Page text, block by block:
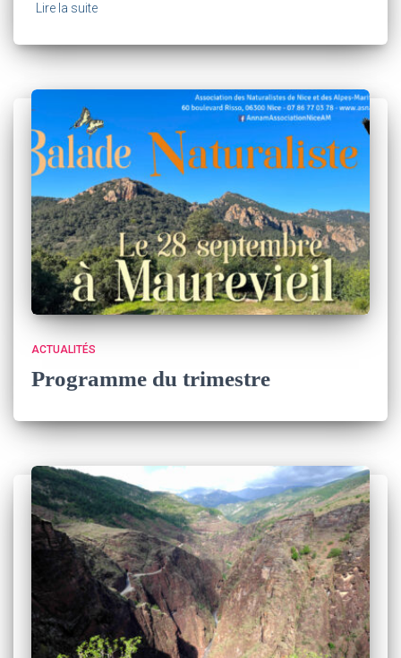
Lire la suite
ACTUALITÉS
Programme du trimestre